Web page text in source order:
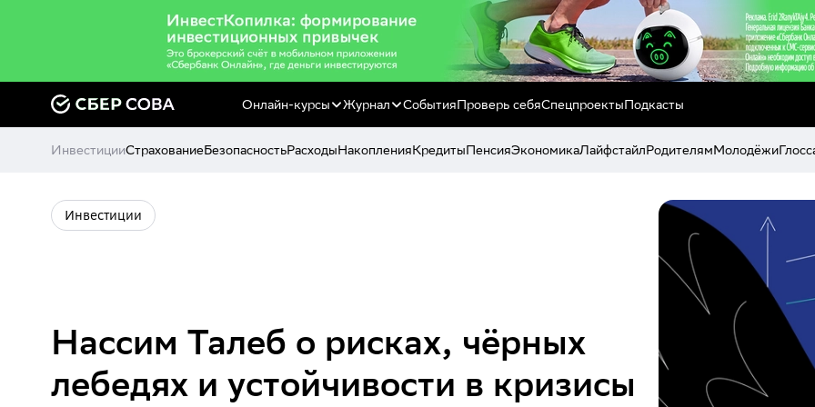
Онлайн-курсы Журнал СобытияПроверь себяСпецпроектыПодкасты
ИнвестицииСтрахованиеБезопасностьРасходыНакопленияКредитыПенсияЭкономикаЛайфстайлРодителямМолодёжи
Инвестиции
Нассим Талеб о рисках, чёрных
лебедях и устойчивости в кризисы